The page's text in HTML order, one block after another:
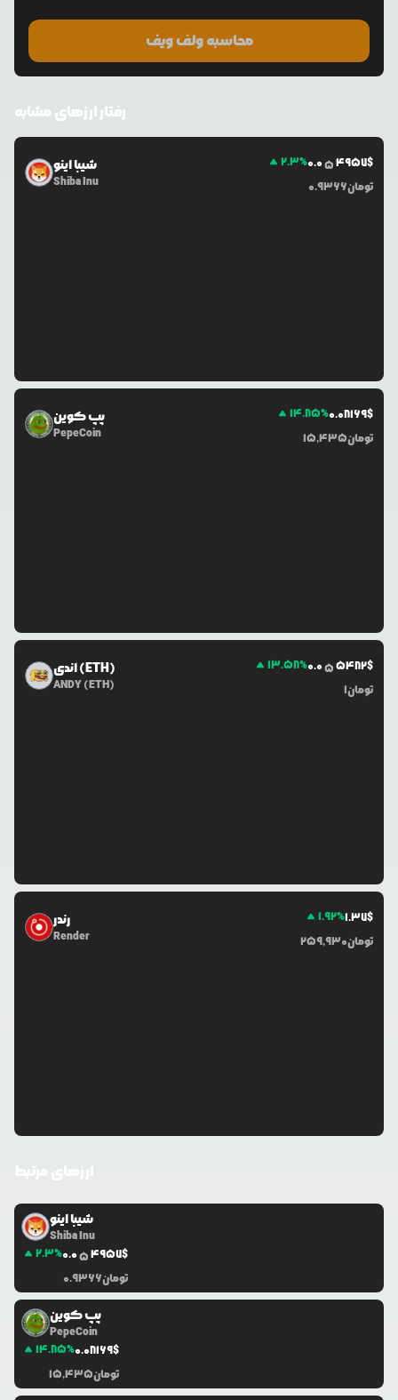
محاسبه ولف ویف
رفتار ارزهای مشابه
شیبا اینو
Shiba Inu
2.3%0.054957$
0.9366تومان
پپ کوین
PepeCoin
14.85%0.08169$
15,435تومان
اندی (ETH)
ANDY (ETH)
13.58%0.055482$
1تومان
رندر
Render
1.92%1.37$
259,930تومان
شیبا اینو
Shiba Inu
2.3%0.054957$
0.9366تومان
پپ کوین
PepeCoin
14.85%0.08169$
15,435تومان